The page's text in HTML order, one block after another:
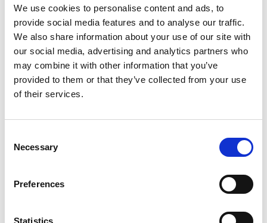
We use cookies to personalise content and ads, to
provide social media features and to analyse our traffic.
We also share information about your use of our site with
our social media, advertising and analytics partners who
may combine it with other information that you’ve
provided to them or that they’ve collected from your use
of their services.
Selection
Necessary
Preferences
Statistics